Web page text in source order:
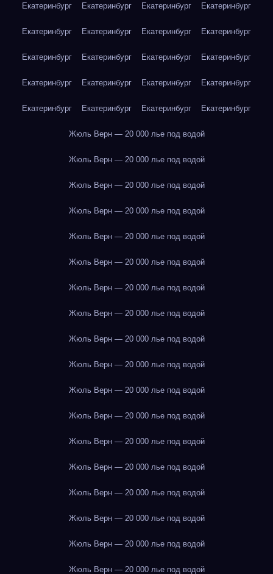
Екатеринбург Екатеринбург Екатеринбург Екатеринбург
Екатеринбург Екатеринбург Екатеринбург Екатеринбург
Екатеринбург Екатеринбург Екатеринбург Екатеринбург
Екатеринбург Екатеринбург Екатеринбург Екатеринбург
Екатеринбург Екатеринбург Екатеринбург Екатеринбург
Жюль Верн — 20 000 лье под водой
Жюль Верн — 20 000 лье под водой
Жюль Верн — 20 000 лье под водой
Жюль Верн — 20 000 лье под водой
Жюль Верн — 20 000 лье под водой
Жюль Верн — 20 000 лье под водой
Жюль Верн — 20 000 лье под водой
Жюль Верн — 20 000 лье под водой
Жюль Верн — 20 000 лье под водой
Жюль Верн — 20 000 лье под водой
Жюль Верн — 20 000 лье под водой
Жюль Верн — 20 000 лье под водой
Жюль Верн — 20 000 лье под водой
Жюль Верн — 20 000 лье под водой
Жюль Верн — 20 000 лье под водой
Жюль Верн — 20 000 лье под водой
Жюль Верн — 20 000 лье под водой
Жюль Верн — 20 000 лье под водой